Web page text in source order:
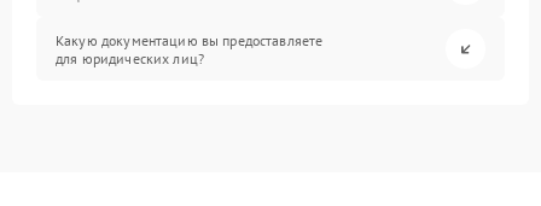
Какую документацию вы предоставляете
для юридических лиц?